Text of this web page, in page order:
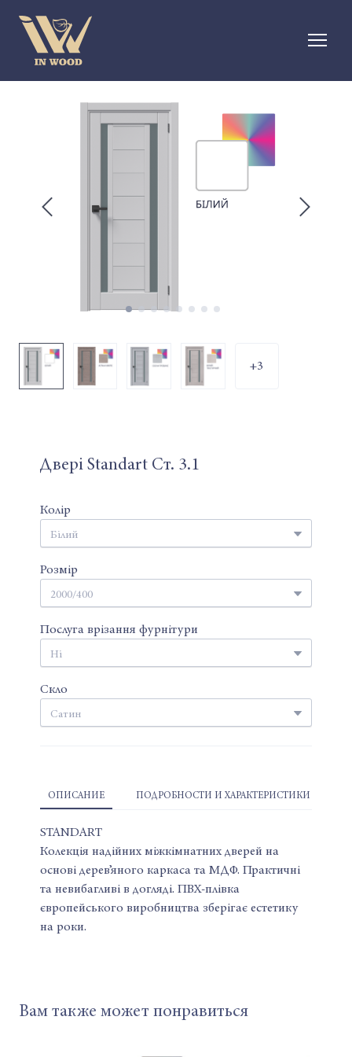
+3
Двері Standart Ст. 3.1
Колір
Розмір
Послуга врізання фурнітури
Скло
ОПИСАНИЕ ПОДРОБНОСТИ И ХАРАКТЕРИСТИКИ
STANDART
Колекція надійних міжкімнатних дверей на
основі дерев’яного каркаса та МДФ. Практичні
та невибагливі в догляді. ПВХ-плівка
європейського виробництва зберігає естетику
на роки.
Вам также может понравиться